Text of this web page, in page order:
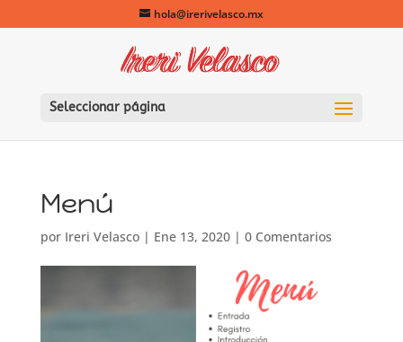
hola@irerivelasco.mx
Seleccionar página
Menú
por Ireri Velasco| Ene 13, 2020| 0 Comentarios